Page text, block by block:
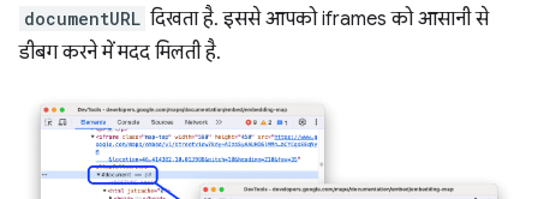
documentURL दिखता है. इससे आपको iframes को आसानी से
डीबग करने में मदद मिलती है.